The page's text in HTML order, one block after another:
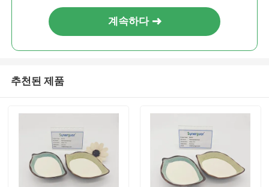
계속하다
추천된 제품